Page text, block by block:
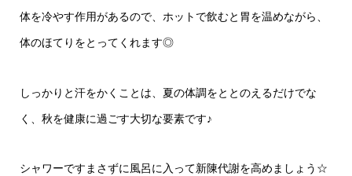
体を冷やす作用があるので、ホットで飲むと胃を温めながら、
体のほてりをとってくれます◎
しっかりと汗をかくことは、夏の体調をととのえるだけでな
く、秋を健康に過ごす大切な要素です♪
シャワーですまさずに風呂に入って新陳代謝を高めましょう☆